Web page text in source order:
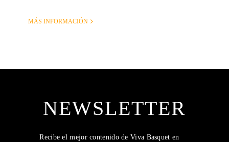
MÁS INFORMACIÓN
NEWSLETTER
Recibe el mejor contenido de Viva Basquet en